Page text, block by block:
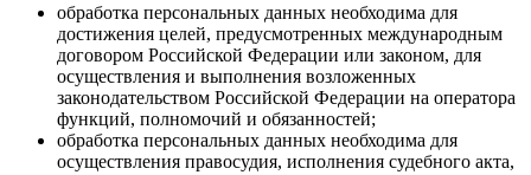
обработка персональных данных необходима для
достижения целей, предусмотренных международным
договором Российской Федерации или законом, для
осуществления и выполнения возложенных
законодательством Российской Федерации на оператора
функций, полномочий и обязанностей;
обработка персональных данных необходима для
осуществления правосудия, исполнения судебного акта,